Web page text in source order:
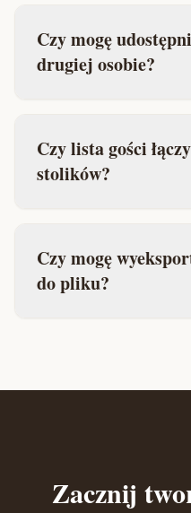
Czy mogę
drugiej osobie?
Czy lista gości
stolików?
Czy mogę
do pliku?
Zacznij